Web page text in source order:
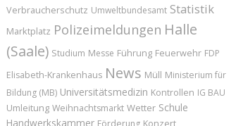
Verbraucherschutz Umweltbundesamt Statistik
Marktplatz Polizeimeldungen Halle
(Saale) Studium Messe Führung Feuerwehr FDP
Elisabeth-Krankenhaus News Müll Ministerium für
Bildung (MB) Universitätsmedizin Kontrollen IG BAU
Umleitung Weihnachtsmarkt Wetter Schule
Handwerkskammer Förderung Konzert